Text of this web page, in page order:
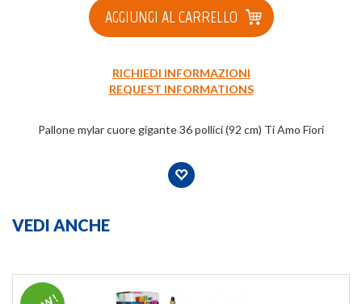
AGGIUNGI AL CARRELLO
RICHIEDI INFORMAZIONI
REQUEST INFORMATIONS
Pallone mylar cuore gigante 36 pollici (92 cm) Ti Amo Fiori
VEDI ANCHE